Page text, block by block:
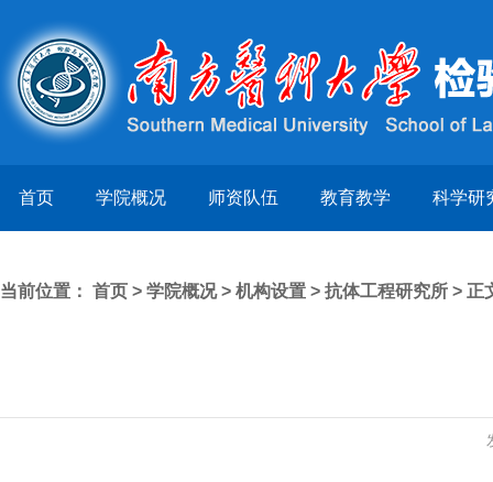
首页 学院概况 师资队伍 教育教学 科学研
当前位置： 首页 > 学院概况> 机构设置 > 抗体工程研究所 > 正